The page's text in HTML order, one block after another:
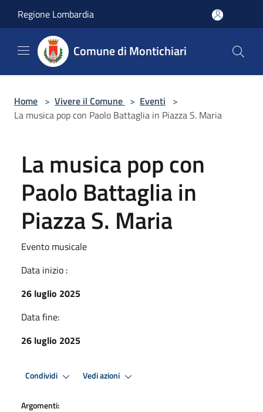
Regione Lombardia
Comune di Montichiari
Home > Vivere il Comune > Eventi >
La musica pop con Paolo Battaglia in Piazza S. Maria
La musica pop con
Paolo Battaglia in
Piazza S. Maria
Evento musicale
Data inizio :
26 luglio 2025
Data fine:
26 luglio 2025
Condividi Vedi azioni
Argomenti: